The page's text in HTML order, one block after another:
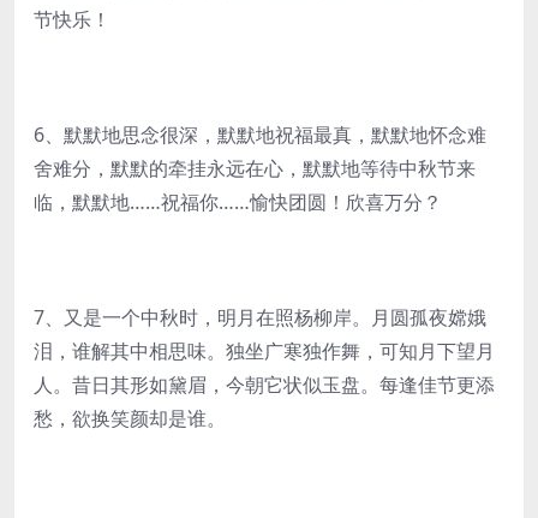
节快乐！
6、默默地思念很深，默默地祝福最真，默默地怀念难
舍难分，默默的牵挂永远在心，默默地等待中秋节来
临，默默地……祝福你……愉快团圆！欣喜万分？
7、又是一个中秋时，明月在照杨柳岸。月圆孤夜嫦娥
泪，谁解其中相思味。独坐广寒独作舞，可知月下望月
人。昔日其形如黛眉，今朝它状似玉盘。每逢佳节更添
愁，欲换笑颜却是谁。